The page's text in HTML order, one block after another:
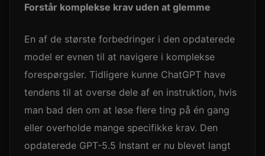
Forstår komplekse krav uden at glemme
En af de største forbedringer i den opdaterede
model er evnen til at navigere i komplekse
forespørgsler. Tidligere kunne ChatGPT have
tendens til at overse dele af en instruktion, hvis
man bad den om at løse flere ting på én gang
eller overholde mange specifikke krav. Den
opdaterede GPT-5.5 Instant er nu blevet langt